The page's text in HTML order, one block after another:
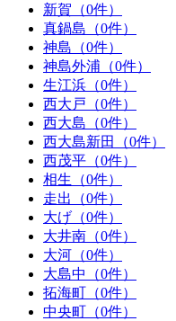
新賀（0件）
真鍋島（0件）
神島（0件）
神島外浦（0件）
生江浜（0件）
西大戸（0件）
西大島（0件）
西大島新田（0件）
西茂平（0件）
相生（0件）
走出（0件）
大げ（0件）
大井南（0件）
大河（0件）
大島中（0件）
拓海町（0件）
中央町（0件）